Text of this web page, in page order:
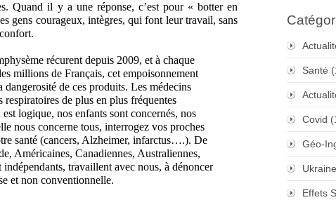
Quand il y a une réponse, c’est pour « botter en
gens courageux, intègres, qui font leur travail, sans
récurent depuis 2009, et à chaque
millions de Français, cet empoisonnement
de ces produits. Les médecins
de plus en plus fréquentes
logique, nos enfants sont concernés, nos
nous concerne tous, interrogez vos proches
santé (cancers, Alzheimer, infarctus….). De
Américaines, Canadiennes, Australiennes,
travaillent avec nous, à dénoncer
et non conventionnelle.
Santé
Covid
Géo-
Ukraine
Effets